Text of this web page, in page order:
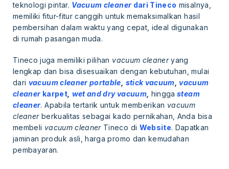
teknologi pintar. Vacuum cleaner dari Tineco misalnya,
memiliki fitur-fitur canggih untuk memaksimalkan hasil
pembersihan dalam waktu yang cepat, ideal digunakan
di rumah pasangan muda.
Tineco juga memiliki pilihan vacuum cleaneryang
lengkap dan bisa disesuaikan dengan kebutuhan, mulai
dari vacuum cleaner portable, stick vacuum, vacuum
cleaner karpet, wet and dry vacuum, hingga steam
cleaner. Apabila tertarik untuk memberikan vacuum
cleanerberkualitas sebagai kado pernikahan, Anda bisa
membeli vacuum cleanerTineco di Website. Dapatkan
jaminan produk asli, harga promo dan kemudahan
pembayaran.